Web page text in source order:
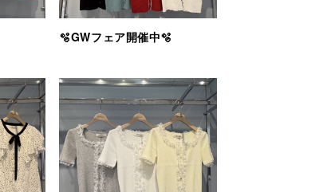
🫧GWフェア開催中🫧